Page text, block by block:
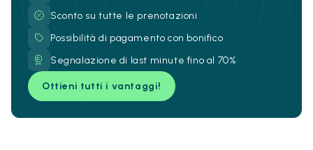
Sconto su tutte le prenotazioni
Possibilità di pagamento con bonifico
Segnalazione di last minute fino al 70%
Ottieni tutti i vantaggi!